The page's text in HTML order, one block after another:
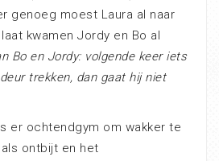
genoeg moest Laura al naar
kwamen Jordy en Bo al
Bo en Jordy: volgende keer iets
trekken, dan gaat hij niet
er ochtendgym om wakker te
ontbijt en het